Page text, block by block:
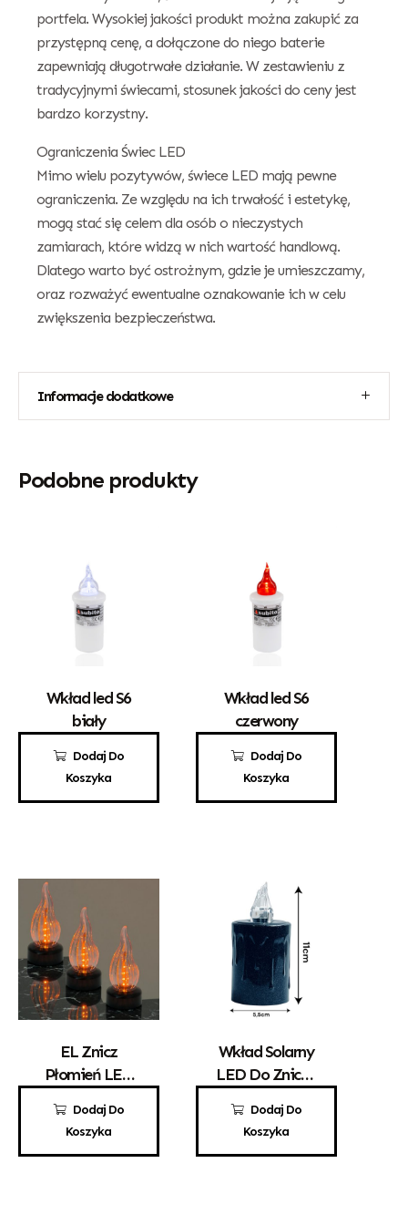
portfela. Wysokiej jakości produkt można zakupić za
przystępną cenę, a dołączone do niego baterie
zapewniają długotrwałe działanie. W zestawieniu z
tradycyjnymi świecami, stosunek jakości do ceny jest
bardzo korzystny.
Ograniczenia Świec LED
Mimo wielu pozytywów, świece LED mają pewne
ograniczenia. Ze względu na ich trwałość i estetykę,
mogą stać się celem dla osób o nieczystych
zamiarach, które widzą w nich wartość handlową.
Dlatego warto być ostrożnym, gdzie je umieszczamy,
oraz rozważyć ewentualne oznakowanie ich w celu
zwiększenia bezpieczeństwa.
Informacje dodatkowe
Podobne produkty
Dodaj Do
Koszyka
Wkład led S6
biały
8,00 zł
Dodaj Do
Koszyka
Wkład led S6
czerwony
8,00 zł
Dodaj Do
Koszyka
EL Znicz
Płomień LED
15,00 zł
Dodaj Do
Koszyka
Wkład Solarny
LED Do Zniczy
15,00 zł